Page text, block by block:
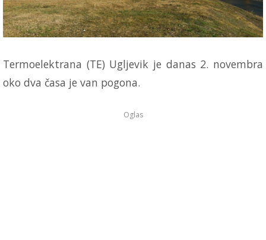
Termoelektrana (TE) Ugljevik je danas 2. novembra
oko dva časa je van pogona.
Oglas